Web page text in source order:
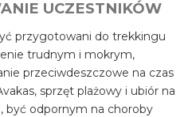
UCZESTNIKÓW
przygotowani do trekkingu
trudnym i mokrym,
przeciwdeszczowe na czas
sprzęt plażowy i ubiór na
być odpornym na choroby